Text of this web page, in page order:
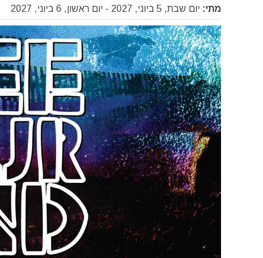
מתי: יום שבת, 5 ביוני, 2027 - יום ראשון, 6 ביוני, 2027